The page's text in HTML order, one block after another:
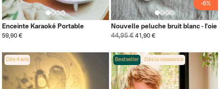
Enceinte Karaoké Portable
59,90 €
-6%
Nouvelle peluche bruit blanc - l'oie
44,95 € 41,90 €
Dès 4 ans Dès la naissance
Bestseller